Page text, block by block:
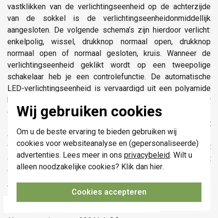
Wij gebruiken cookies
Om u de beste ervaring te bieden gebruiken wij
cookies voor websiteanalyse en (gepersonaliseerde)
advertenties. Lees meer in ons privacybeleid. Wilt u
alleen noodzakelijke cookies? Klik dan hier.
Cookies accepteren
vastklikken van de verlichtingseenheid op de achterzijde
van de sokkel is de verlichtingseenheidonmiddellijk
aangesloten. De volgende schema’s zijn hierdoor verlicht:
enkelpolig, wissel, drukknop normaal open, drukknop
normaal open of normaal gesloten, kruis. Wanneer de
verlichtingseenheid geklikt wordt op een tweepolige
schakelaar heb je een controlefunctie. De automatische
LED-verlichtingseenheid is vervaardigd uit een polyamide
behuizing. Het blauwe licht wordt voortgebracht door
eenLED met een zeer gering vermogen (0,1W). Zij is
schokbestendig en dissipeert geen warmte. De LED heeft
een levensduur van min. 50.000 branduren. De automatische
verlichtingseenheid mag niet gecombineerd worden met
een verlichtingseenheid met draadjes. M.a.w. zij mag niet
gebruikt worden bij dubbele schakelaars. CE gemarkeerd.
Technische specificaties
Specificatie
Waarde